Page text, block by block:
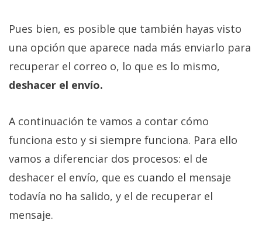
Pues bien, es posible que también hayas visto
una opción que aparece nada más enviarlo para
recuperar el correo o, lo que es lo mismo,
deshacer el envío.
A continuación te vamos a contar cómo
funciona esto y si siempre funciona. Para ello
vamos a diferenciar dos procesos: el de
deshacer el envío, que es cuando el mensaje
todavía no ha salido, y el de recuperar el
mensaje.